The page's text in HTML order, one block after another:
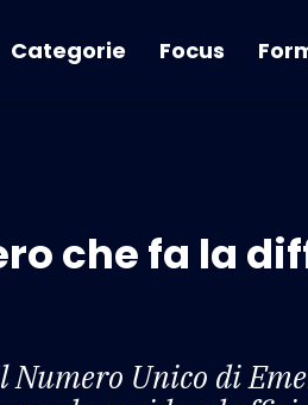
Categorie Focus
che fa la
Unico di